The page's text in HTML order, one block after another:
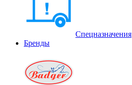
Спецназначения
Бренды